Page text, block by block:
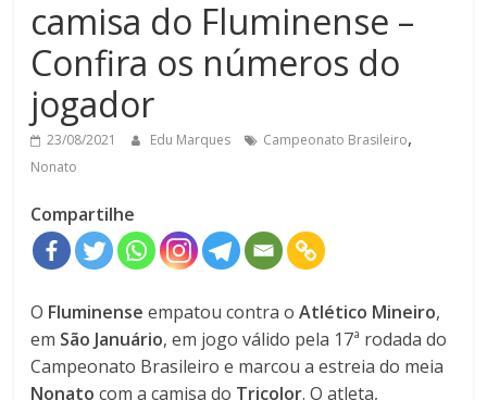
camisa do Fluminense –
Confira os números do
jogador
23/08/2021 Edu Marques Campeonato Brasileiro,
Nonato
Compartilhe
O Fluminense empatou contra oAtlético Mineiro,
em São Januário, em jogo válido pela 17ª rodada do
Campeonato Brasileiro e marcou a estreia do meia
Nonato com a camisa do Tricolor. O atleta,